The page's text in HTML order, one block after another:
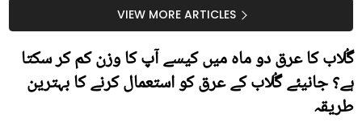
کیوں کھانا چاہیے؟
سستا اور قدرتی حلVIEW MORE ARTICLES
گُلاب کا عرق دو ماہ میں کیسے آپ کا وزن کم کر سکتا
ہے؟ جانیئے گُلاب کے عرق کو استعمال کرنے کا بہترین
طریقہ